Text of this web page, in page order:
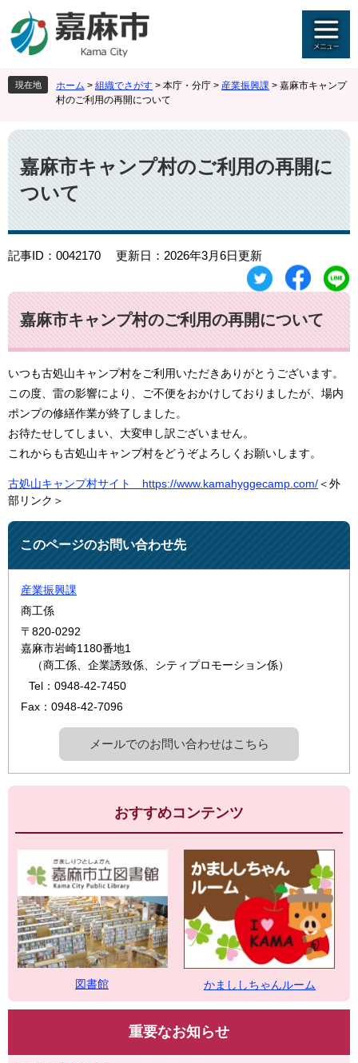
ジ
先
頭
。
ュ
を
飛
て
本
文
へ
現在地 ホーム > 組織でさがす > 本庁・分庁 > 産業振興課 > 嘉麻市キャンプ
村のご利用の再開について
本
文
嘉麻市キャンプ村のご利用の再開に
ついて
記事ID：0042170 更新日：2026年3月6日更新
嘉麻市キャンプ村のご利用の再開について
いつも古処山キャンプ村をご利用いただきありがとうございます。
この度、雷の影響により、ご不便をおかけしておりましたが、場内
ポンプの修繕作業が終了しました。
お待たせしてしまい、大変申し訳ございません。
これからも古処山キャンプ村をどうぞよろしくお願いします。
古処山キャンプ村サイト https://www.kamahyggecamp.com/＜外
部リンク＞
このページのお問い合わせ先
産業振興課
商工係
〒820-0292
嘉麻市岩崎1180番地1
（商工係、企業誘致係、シティプロモーション係）
Tel：0948-42-7450
Fax：0948-42-7096
メールでのお問い合わせはこちら
おすすめコンテンツ
図書館 かまししちゃんルーム
重要なお知らせ